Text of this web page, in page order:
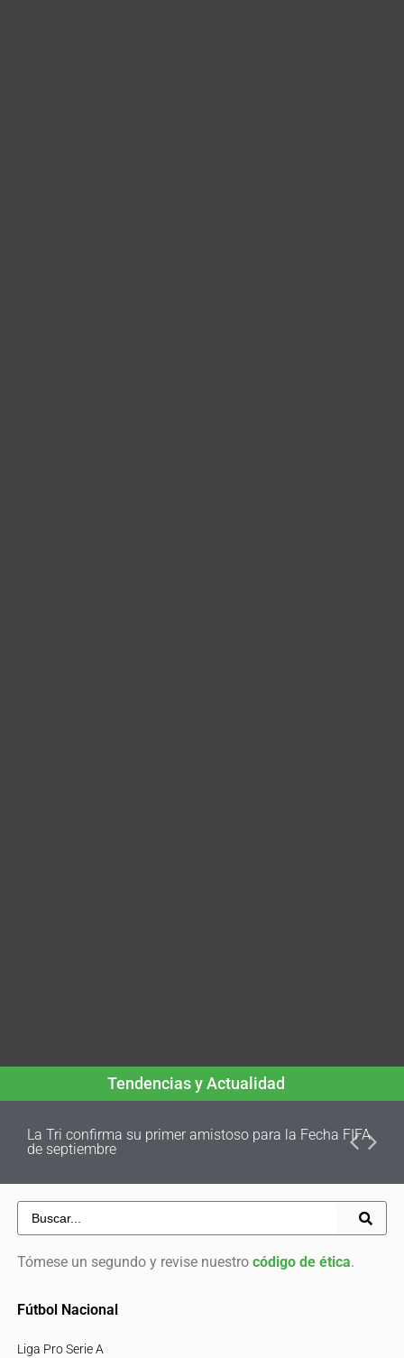
Tendencias y Actualidad
La Tri confirma su primer amistoso para la Fecha FIFA
de septiembre
Tómese un segundo y revise nuestro código de ética.
Fútbol Nacional
Liga Pro Serie A